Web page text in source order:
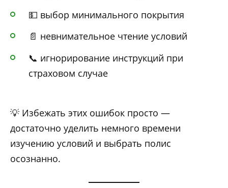
💵 выбор минимального покрытия
📄 невнимательное чтение условий
📞 игнорирование инструкций при
страховом случае
💡 Избежать этих ошибок просто —
достаточно уделить немного времени
изучению условий и выбрать полис
осознанно.